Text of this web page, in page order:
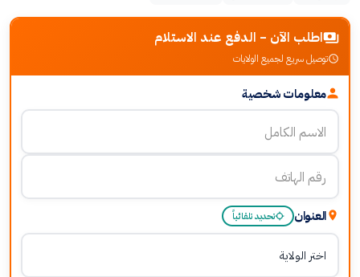
اطلب الآن - الدفع عند الاستلام
توصيل سريع لجميع الولايات
معلومات شخصية
العنوان تحديد تلقائياً